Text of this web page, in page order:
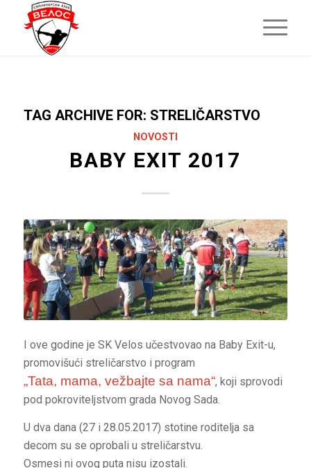
TAG ARCHIVE FOR: STRELIČARSTVO
NOVOSTI
BABY EXIT 2017
I ove godine je SK Velos učestvovao na Baby Exit-u,
promovišući streličarstvo i program
„Tata, mama, vežbajte sa nama“, koji sprovodi
pod pokroviteljstvom grada Novog Sada.
U dva dana (27 i 28.05.2017) stotine roditelja sa
decom su se oprobali u streličarstvu.
Osmesi ni ovog puta nisu izostali.